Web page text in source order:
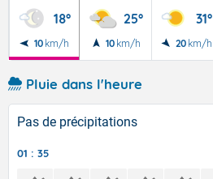
18°
10 km/h
25°
10 km/h
31°
20 km/h
Pluie dans l'heure
Pas de précipitations
01 : 35